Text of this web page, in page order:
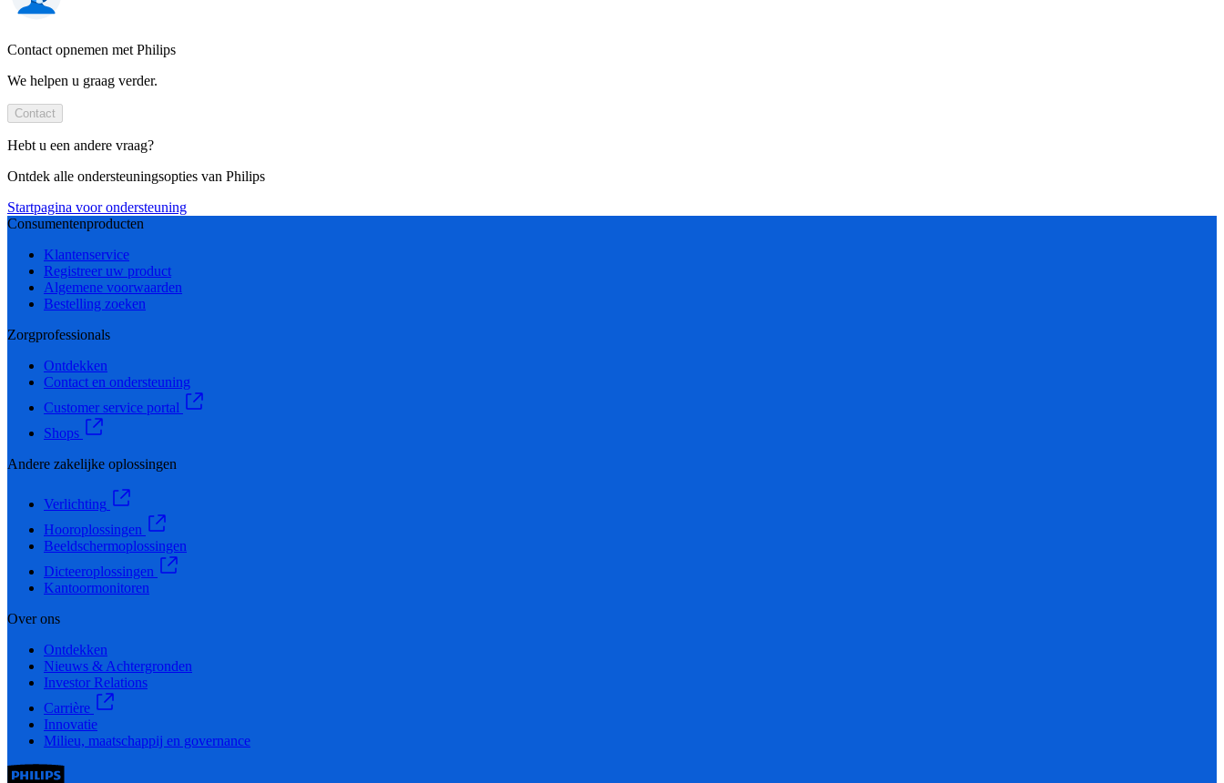
Contact opnemen met Philips
We helpen u graag verder.
Contact
Hebt u een andere vraag?
Ontdek alle ondersteuningsopties van Philips
Startpagina voor ondersteuning
Consumentenproducten
Klantenservice
Registreer uw product
Algemene voorwaarden
Bestelling zoeken
Zorgprofessionals
Ontdekken
Contact en ondersteuning
Customer service portal
Shops
Andere zakelijke oplossingen
Verlichting
Hooroplossingen
Beeldschermoplossingen
Dicteeroplossingen
Kantoormonitoren
Over ons
Ontdekken
Nieuws & Achtergronden
Investor Relations
Carrière
Innovatie
Milieu, maatschappij en governance